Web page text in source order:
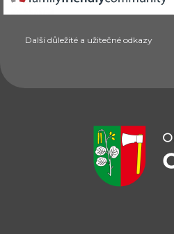
Další důležité a užitečné odkazy